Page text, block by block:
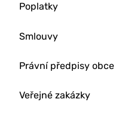
Poplatky
Smlouvy
Právní předpisy obce
Veřejné zakázky